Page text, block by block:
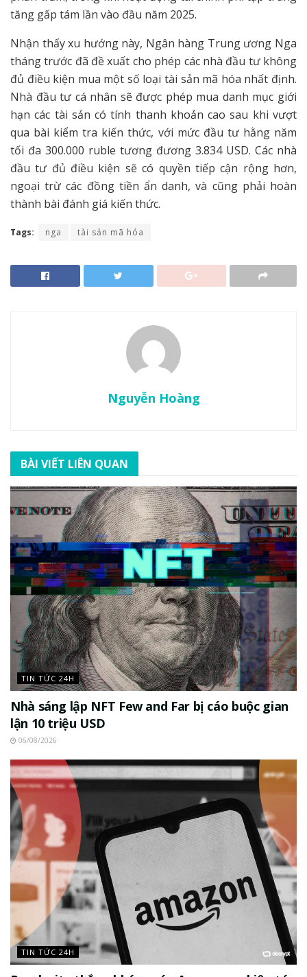
tăng gấp tám lần vào đầu năm 2025.
Nhận thấy xu hướng này, Ngân hàng Trung ương Nga
tháng trước đã đề xuất cho phép các nhà đầu tư không
đủ điều kiện mua một số loại tài sản mã hóa nhất định.
Nhà đầu tư cá nhân sẽ được phép mua danh mục giới
hạn các tài sản có tính thanh khoản cao sau khi vượt
qua bài kiểm tra kiến thức, với mức đầu tư hằng năm
tối đa 300.000 ruble tương đương 3.834 USD. Các nhà
đầu tư đủ điều kiện sẽ có quyền tiếp cận rộng hơn,
ngoại trừ các đồng tiền ẩn danh, và cũng phải hoàn
thành bài đánh giá kiến thức.
Tags: nga tài sản mã hóa
Nguyễn Hoàng
BÀI VIẾT LIÊN QUAN
TIN TỨC 24H
Nhà sáng lập NFT Few and Far bị cáo buộc gian
lận 10 triệu USD
06/08/2026
TIN TỨC 24H